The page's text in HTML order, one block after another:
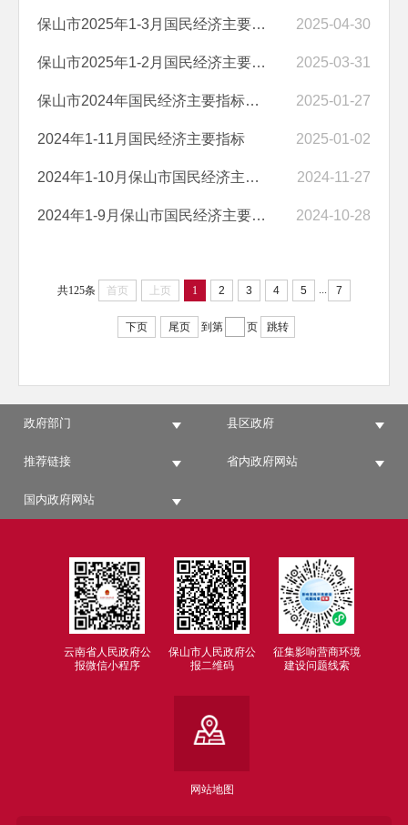
保山市2025年1-3月国民经济主要指标 2025-04-30
保山市2025年1-2月国民经济主要指标 2025-03-31
保山市2024年国民经济主要指标完成情况 2025-01-27
2024年1-11月国民经济主要指标 2025-01-02
2024年1-10月保山市国民经济主要指标 2024-11-27
2024年1-9月保山市国民经济主要指标 2024-10-28
共125条 首页 上页 1 2 3 4 5 ... 7
下页 尾页 到第 页 跳转
政府部门 县区政府
推荐链接 省内政府网站
国内政府网站
云南省人民政府公
报微信小程序
保山市人民政府公
报二维码
征集影响营商环境
建设问题线索
网站地图